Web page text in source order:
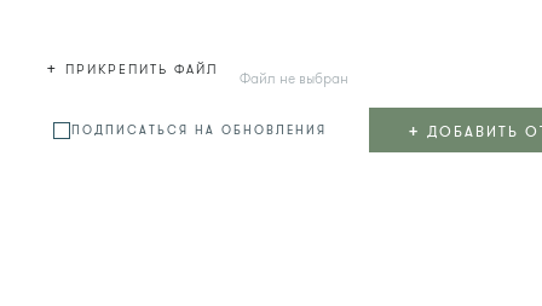
+ ПРИКРЕПИТЬ ФАЙЛ Файл не выбран
ПОДПИСАТЬСЯ НА ОБНОВЛЕНИЯ + ДОБАВИТЬ